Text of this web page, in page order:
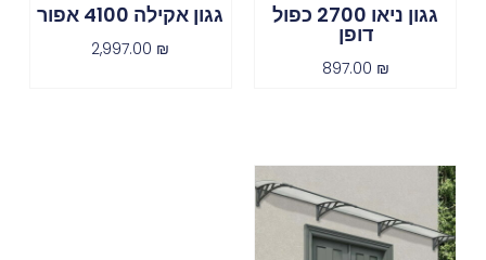
גגון ניאו 2700 כפול
דופן
897.00 ₪
גגון אקילה 4100 אפור
2,997.00 ₪